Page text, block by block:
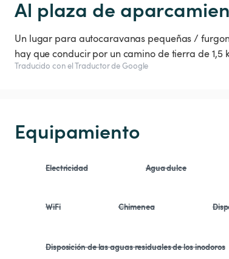
Al plaza de
Un lugar para autocaravanas pequeñas /
hay que conducir por un camino de tierra de 1,5
Traducido con el Traductor de Google
Equipamiento
Electricidad Agua dulce
WiFi Chimenea
Disposición de las aguas residuales de los inodoros